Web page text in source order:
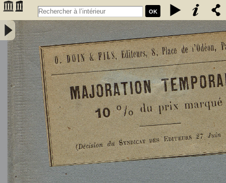
OK
L'Astronomie, observations, théorie et vulgarisation générale / par
Marcel Moye,... - Moye, Marcel (1873-1939). Auteur